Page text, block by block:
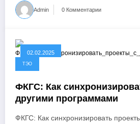
Admin 0 Комментарии
02.02.2025
ТЭО
ФКГС: Как
другими программами
ФКГС: Как синхронизировать